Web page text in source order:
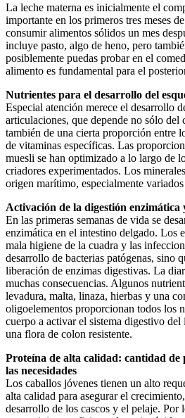
La leche materna es inicialmente el
importante en los primeros tres meses
consumir alimentos sólidos un mes
incluye pasto, algo de heno, pero
posiblemente puedas probar en el
alimento es fundamental para el
Nutrientes para el desarrollo del
Especial atención merece el desarrollo
articulaciones, que depende no sólo
también de una cierta proporción entre
de vitaminas específicas. Las
muesli se han optimizado a lo largo de
criadores experimentados. Los
origen marítimo, especialmente
Activación de la digestión enzimática
En las primeras semanas de vida se
enzimática en el intestino delgado. Los
mala higiene de la cuadra y las
desarrollo de bacterias patógenas, sino
liberación de enzimas digestivas. La
muchas consecuencias. Algunos
levadura, malta, linaza, hierbas y una
oligoelementos proporcionan todos los
cuerpo a activar el sistema digestivo
una flora de colon resistente.
Proteína de alta calidad: cantidad
las necesidades
Los caballos jóvenes tienen un alto
alta calidad para asegurar el
desarrollo de los cascos y el pelaje. Por